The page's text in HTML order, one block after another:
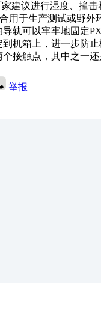
建议进行湿度、撞
用于生产测试或野
轨可以牢牢地固定
机箱上，进一步防
接触点，其中之一
举报